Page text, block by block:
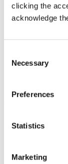
clicking the
acknowledge
Selection
Necessary
Preferences
Statistics
Marketing
Av. Antonio